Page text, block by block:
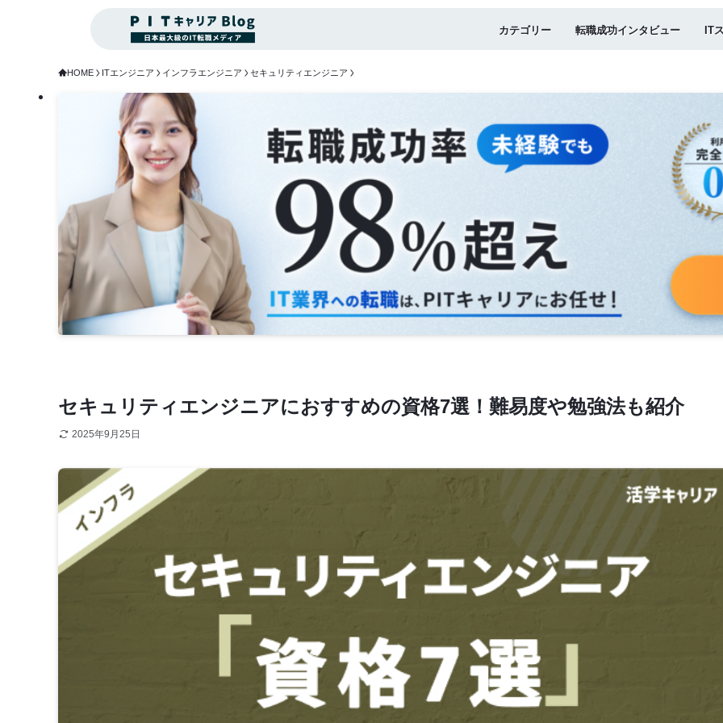
カテゴリー 転職成功インタビュー IT
HOME ITエンジニア インフラエンジニア セキュリティエンジニア
セキュリティエンジニアにおすすめの資格7選！難易度や勉強法も紹介
2025年9月25日